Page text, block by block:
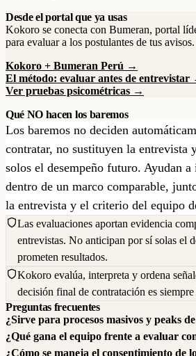
Desde el portal que ya usas
Kokoro se conecta con Bumeran, portal
para evaluar a los postulantes de tus avisos.
Kokoro + Bumeran Perú →
El método: evaluar antes de entrevistar
Ver pruebas psicométricas →
Qué NO hacen los baremos
Los baremos no deciden
contratar, no sustituyen la entrevista
solos el desempeño futuro. Ayudan
dentro de un marco comparable,
la entrevista y el criterio del equipo
Las evaluaciones aportan evidencia
entrevistas. No anticipan por sí solas el
prometen resultados.
Kokoro evalúa, interpreta y ordena
decisión final de contratación es
Preguntas frecuentes
¿Sirve para procesos masivos y peaks
¿Qué gana el equipo frente a evaluar
¿Cómo se maneja el consentimiento de